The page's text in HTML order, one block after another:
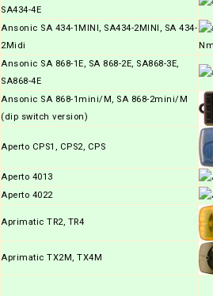
SA434-4E
Ansonic SA 434-1MINI, SA434-2MINI, SA 434-
2Midi
Ansonic SA 868-1E, SA 868-2E, SA868-3E,
SA868-4E
Ansonic SA 868-1mini/M, SA 868-2mini/M
(dip switch version)
Aperto CPS1, CPS2, CPS
Aperto 4013
Aperto 4022
Aprimatic TR2, TR4
Aprimatic TX2M, TX4M